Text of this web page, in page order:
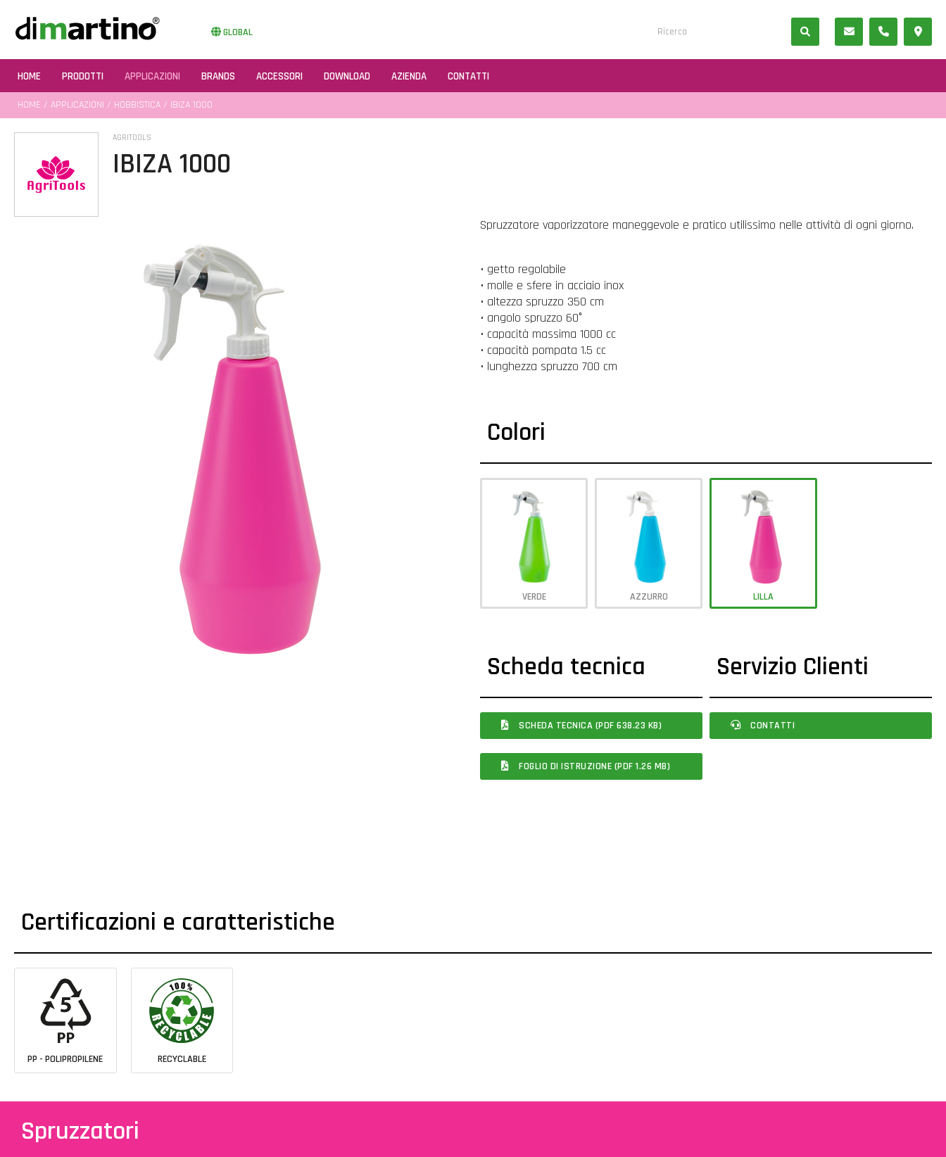
GLOBAL
HOME PRODOTTI APPLICAZIONI BRANDS ACCESSORI DOWNLOAD AZIENDA CONTATTI
HOME / APPLICAZIONI / HOBBISTICA / IBIZA 1000
AGRITOOLS
IBIZA 1000
Spruzzatore vaporizzatore maneggevole e pratico utilissimo nelle attività di ogni giorno.
• getto regolabile
• molle e sfere in acciaio inox
• altezza spruzzo 350 cm
• angolo spruzzo 60°
• capacità massima 1000 cc
• capacità pompata 1.5 cc
• lunghezza spruzzo 700 cm
Colori
VERDE AZZURRO LILLA
Scheda tecnica
SCHEDA TECNICA (PDF 638.23 KB)
FOGLIO DI ISTRUZIONE (PDF 1.26 MB)
Servizio Clienti
CONTATTI
Certificazioni e caratteristiche
PP - POLIPROPILENE RECYCLABLE
Spruzzatori